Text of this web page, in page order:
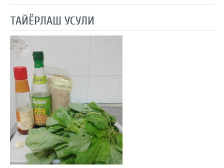
ТАЙЁРЛАШ УСУЛИ